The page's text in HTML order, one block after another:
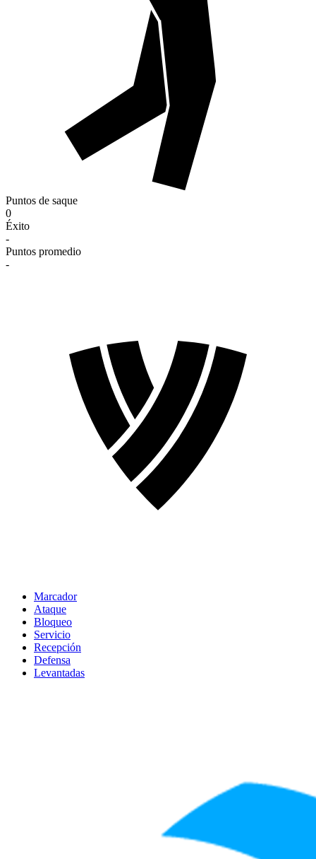
Puntos de saque
0
Éxito
-
Puntos promedio
-
Marcador
Ataque
Bloqueo
Servicio
Recepción
Defensa
Levantadas